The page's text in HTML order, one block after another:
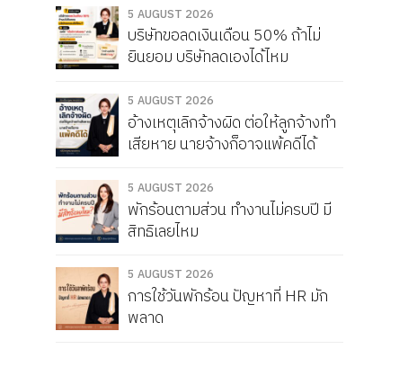
ไม่ครบจะถูกหัก Service Charge
แบบนี้ผิดกฎหมายไหม
5 AUGUST 2026
บริษัทขอลดเงินเดือน 50% ถ้าไม่
ยินยอม บริษัทลดเองได้ไหม
5 AUGUST 2026
อ้างเหตุเลิกจ้างผิด ต่อให้ลูกจ้างทำ
เสียหาย นายจ้างก็อาจแพ้คดีได้
5 AUGUST 2026
พักร้อนตามส่วน ทำงานไม่ครบปี มี
สิทธิเลยไหม
5 AUGUST 2026
การใช้วันพักร้อน ปัญหาที่ HR มัก
พลาด